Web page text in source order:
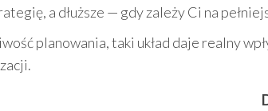
a dłuższe — gdy zależy Ci na
planowania, taki układ daje realny